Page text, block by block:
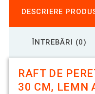
DESCRIERE
ÎNTREBĂRI (0)
RAFT DE
30 CM, LEMN